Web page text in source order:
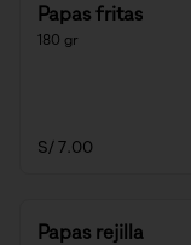
Papas fritas
180 gr
S/ 7.00
Papas rejilla